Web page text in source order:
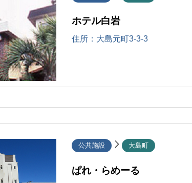
ホテル白岩
住所： 大島元町3-3-3
公共施設 大島町
ぱれ・らめーる